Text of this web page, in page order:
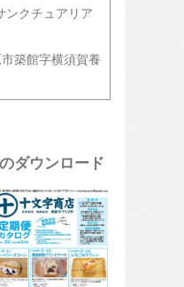
ンクチュアリア
築館字横須賀養
ダウンロード